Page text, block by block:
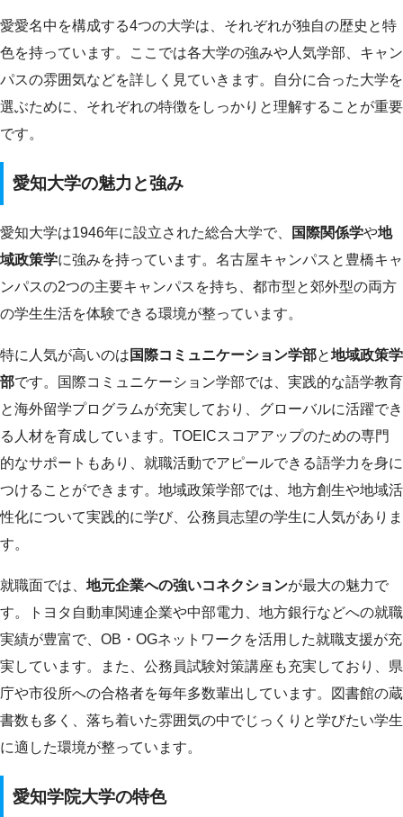
愛愛名中を構成する4つの大学は、それぞれが独自の歴史と特
色を持っています。ここでは各大学の強みや人気学部、キャン
パスの雰囲気などを詳しく見ていきます。自分に合った大学を
選ぶために、それぞれの特徴をしっかりと理解することが重要
です。
愛知大学の魅力と強み
愛知大学は1946年に設立された総合大学で、 国際関係学や地
域政策学に強みを持っています。名古屋キャンパスと豊橋キャ
ンパスの2つの主要キャンパスを持ち、都市型と郊外型の両方
の学生生活を体験できる環境が整っています。
特に人気が高いのは 国際コミュニケーション学部と地域政策学
部です。国際コミュニケーション学部では、実践的な語学教育
と海外留学プログラムが充実しており、グローバルに活躍でき
る人材を育成しています。TOEICスコアアップのための専門
的なサポートもあり、就職活動でアピールできる語学力を身に
つけることができます。地域政策学部では、地方創生や地域活
性化について実践的に学び、公務員志望の学生に人気がありま
す。
就職面では、 地元企業への強いコネクションが最大の魅力で
す。トヨタ自動車関連企業や中部電力、地方銀行などへの就職
実績が豊富で、OB・OGネットワークを活用した就職支援が充
実しています。また、公務員試験対策講座も充実しており、県
庁や市役所への合格者を毎年多数輩出しています。図書館の蔵
書数も多く、落ち着いた雰囲気の中でじっくりと学びたい学生
に適した環境が整っています。
愛知学院大学の特色